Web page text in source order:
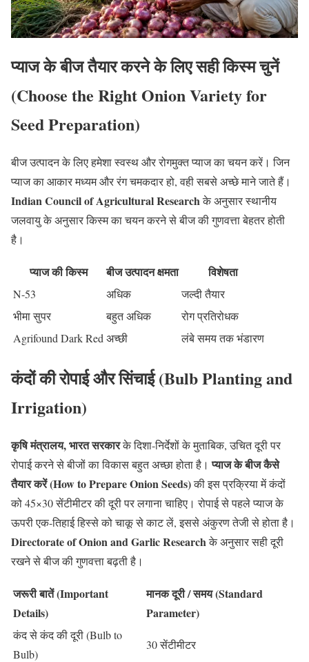
प्याज के बीज तैयार करने के लिए सही किस्म चुनें
(Choose the Right Onion Variety for
Seed Preparation)
बीज उत्पादन के लिए हमेशा स्वस्थ और रोगमुक्त प्याज का चयन करें। जिन
प्याज का आकार मध्यम और रंग चमकदार हो, वही सबसे अच्छे माने जाते हैं।
Indian Council of Agricultural Researchके अनुसार स्थानीय
जलवायु के अनुसार किस्म का चयन करने से बीज की गुणवत्ता बेहतर होती
है।
प्याज की किस्म बीज उत्पादन क्षमता विशेषता
N-53 अधिक
जल्दी तैयार
भीमा सुपर
बहुत अधिक
रोग प्रतिरोधक
Agrifound Dark Red अच्छी लंबे समय तक भंडारण
कंदों की रोपाई और सिंचाई (Bulb Planting and
Irrigation)
कृषि मंत्रालय, भारत सरकारके दिशा-निर्देशों के मुताबिक, उचित दूरी पर
रोपाई करने से बीजों का विकास बहुत अच्छा होता है।प्याज के बीज कैसे
तैयार करें (How to Prepare Onion Seeds)की इस प्रक्रिया में कंदों
को 45×30 सेंटीमीटर की दूरी पर लगाना चाहिए। रोपाई से पहले प्याज के
ऊपरी एक-तिहाई हिस्से को चाकू से काट लें, इससे अंकुरण तेजी से होता है।
Directorate of Onion and Garlic Researchके अनुसार सही दूरी
रखने से बीज की गुणवत्ता बढ़ती है।
जरूरी बातें (Important
Details)
मानक दूरी / समय (Standard
Parameter)
कंद से कंद की दूरी (Bulb to
Bulb)
30 सेंटीमीटर